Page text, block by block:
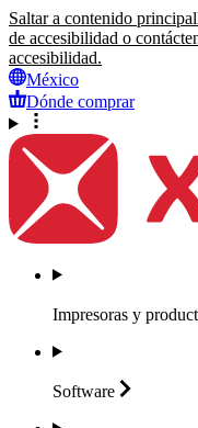
Saltar a contenido principal
de accesibilidad o
accesibilidad.
México
Dónde comprar
Impresoras y
Software